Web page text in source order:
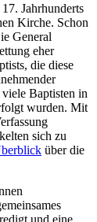
Jahrhunderts
Kirche. Schon
General
eher
die diese
Baptisten in
wurden. Mit
sich zu
über die
und eine